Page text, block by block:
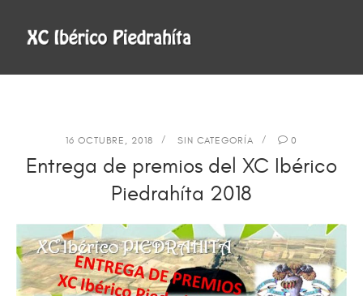
16 OCTUBRE, 2018 SIN CATEGORÍA 0
Entrega de premios del XC Ibérico
Piedrahíta 2018